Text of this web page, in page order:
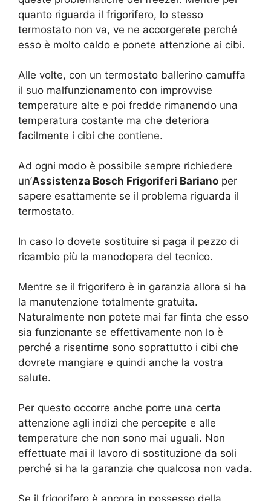
quanto riguarda il frigorifero, lo stesso
termostato non va, ve ne accorgerete perché
esso è molto caldo e ponete attenzione ai cibi.
Alle volte, con un termostato ballerino camuffa
il suo malfunzionamento con improvvise
temperature alte e poi fredde rimanendo una
temperatura costante ma che deteriora
facilmente i cibi che contiene.
Ad ogni modo è possibile sempre richiedere
un’Assistenza Bosch Frigoriferi Bariano per
sapere esattamente se il problema riguarda il
termostato.
In caso lo dovete sostituire si paga il pezzo di
ricambio più la manodopera del tecnico.
Mentre se il frigorifero è in garanzia allora si ha
la manutenzione totalmente gratuita.
Naturalmente non potete mai far finta che esso
sia funzionante se effettivamente non lo è
perché a risentirne sono soprattutto i cibi che
dovrete mangiare e quindi anche la vostra
salute.
Per questo occorre anche porre una certa
attenzione agli indizi che percepite e alle
temperature che non sono mai uguali. Non
effettuate mai il lavoro di sostituzione da soli
perché si ha la garanzia che qualcosa non vada.
Se il frigorifero è ancora in possesso della